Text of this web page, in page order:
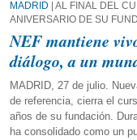
MADRID | AL FINAL DEL
ANIVERSARIO DE SU
NEF mantiene
diálogo, a un
MADRID, 27 de julio.
de referencia, cierra el
años de su fundación.
ha consolidado como un